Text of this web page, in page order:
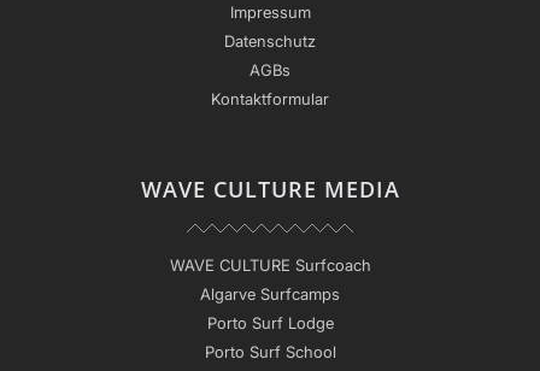
Impressum
Datenschutz
AGBs
Kontaktformular
WAVE CULTURE MEDIA
WAVE CULTURE Surfcoach
Algarve Surfcamps
Porto Surf Lodge
Porto Surf School